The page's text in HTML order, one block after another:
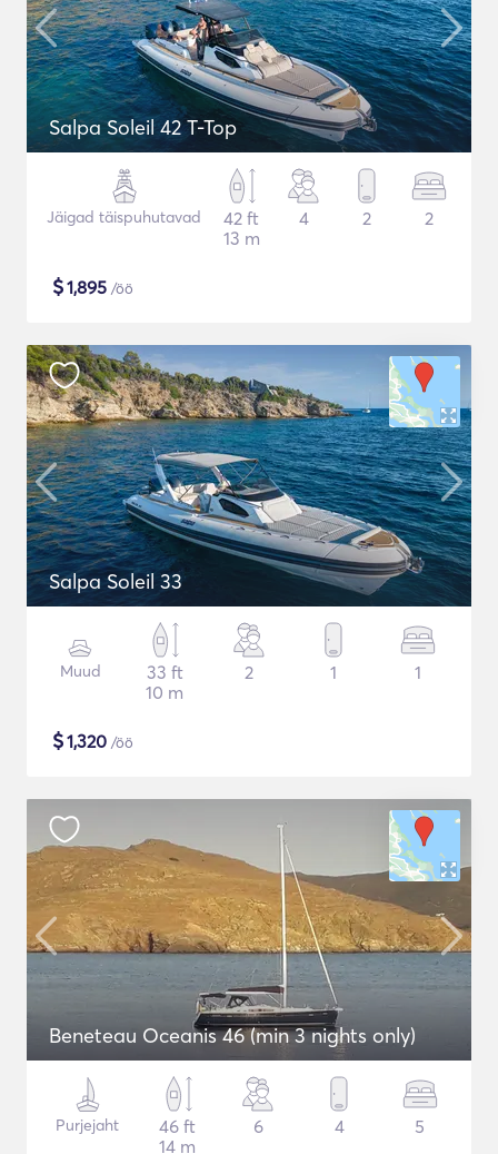
Salpa Soleil 42 T-Top
Jäigad täispuhutavad
42 ft
13 m
4 2 2
$1,895 /öö
Salpa Soleil 33
Muud
33 ft
10 m
2 1 1
$1,320 /öö
Beneteau Oceanis 46 (min 3 nights only)
Purjejaht
46 ft
14 m
6 4 5